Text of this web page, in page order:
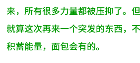
来，所有很多力量都被压抑了。
就算这次再来一个突发的东西，
积蓄能量，面包会有的。